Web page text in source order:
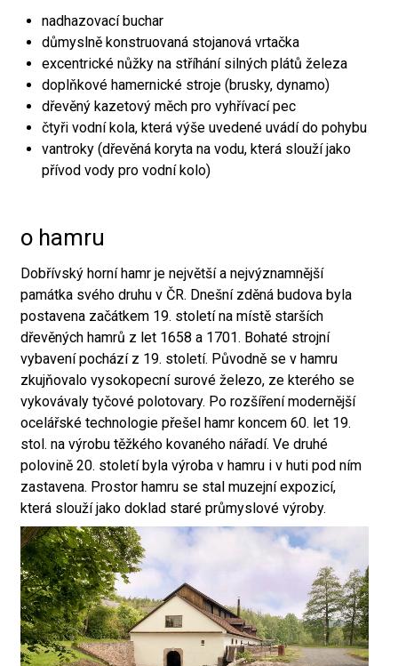
nadhazovací buchar
důmyslně konstruovaná stojanová vrtačka
excentrické nůžky na stříhání silných plátů železa
doplňkové hamernické stroje (brusky, dynamo)
dřevěný kazetový měch pro vyhřívací pec
čtyři vodní kola, která výše uvedené uvádí do pohybu
vantroky (dřevěná koryta na vodu, která slouží jako
přívod vody pro vodní kolo)
o hamru
Dobřívský horní hamr je největší a nejvýznamnější
památka svého druhu v ČR. Dnešní zděná budova byla
postavena začátkem 19. století na místě starších
dřevěných hamrů z let 1658 a 1701. Bohaté strojní
vybavení pochází z 19. století. Původně se v hamru
zkujňovalo vysokopecní surové železo, ze kterého se
vykovávaly tyčové polotovary. Po rozšíření modernější
ocelářské technologie přešel hamr koncem 60. let 19.
stol. na výrobu těžkého kovaného nářadí. Ve druhé
polovině 20. století byla výroba v hamru i v huti pod ním
zastavena. Prostor hamru se stal muzejní expozicí,
která slouží jako doklad staré průmyslové výroby.